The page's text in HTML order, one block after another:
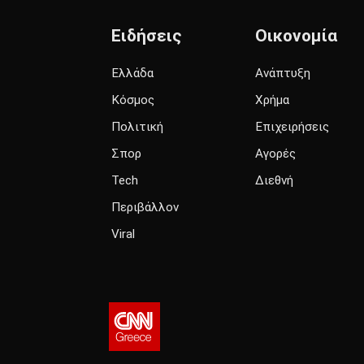
Ειδήσεις
Ελλάδα
Κόσμος
Πολιτική
Σπορ
Tech
Περιβάλλον
Viral
Οικονομία
Ανάπτυξη
Χρήμα
Επιχειρήσεις
Αγορές
Διεθνή